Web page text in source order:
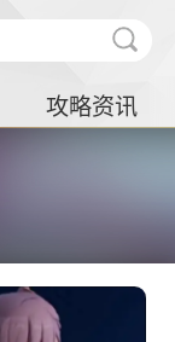
攻略资讯